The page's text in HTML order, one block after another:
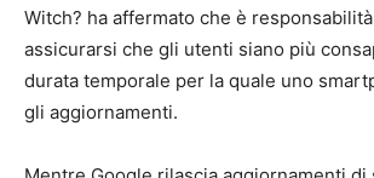
Witch? ha affermato che è
assicurarsi che gli utenti siano più
durata temporale per la quale uno
gli aggiornamenti.